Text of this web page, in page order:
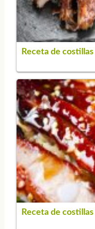
Receta de
Receta de